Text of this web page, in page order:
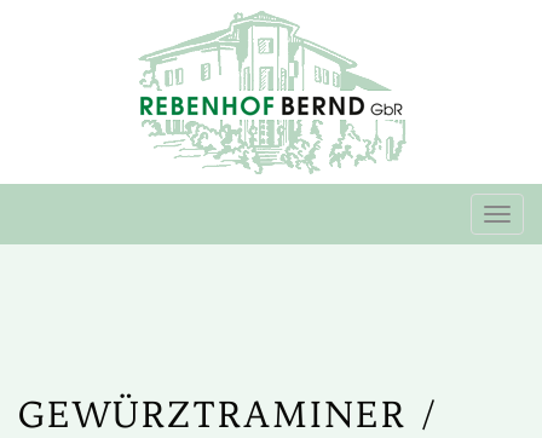
GEWÜRZTRAMINER /